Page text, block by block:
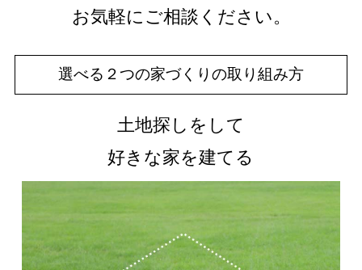
お気軽にご相談ください。
選べる２つの家づくりの取り組み方
土地探しをして
好きな家を建てる